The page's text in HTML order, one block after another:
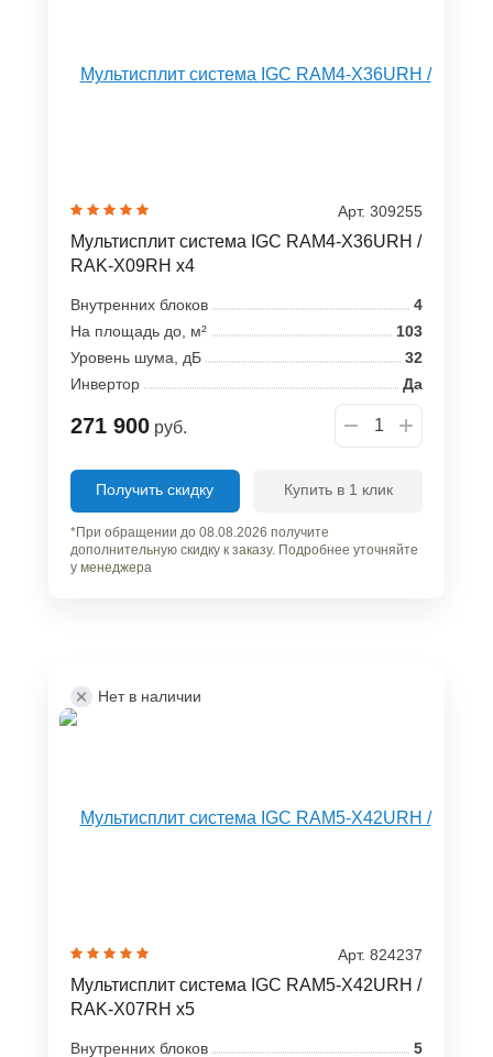
Арт. 309255
Мультисплит система IGC RAM4-X36URH /
RAK-X09RH x4
Внутренних блоков
4
На площадь до, м²
103
Уровень шума, дБ
32
Инвертор
Да
271 900 руб.
Получить скидку Купить в 1 клик
*При обращении до 08.08.2026 получите
дополнительную скидку к заказу. Подробнее уточняйте
у менеджера
Нет в наличии
Арт. 824237
Мультисплит система IGC RAM5-X42URH /
RAK-X07RH x5
Внутренних блоков 5